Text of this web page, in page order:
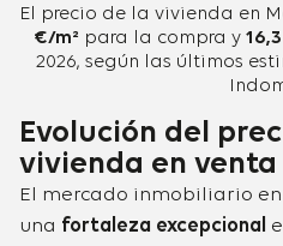
El precio de la vivienda en
€/m² para la compra y
2026, según las últimos
Evolución del
vivienda en
El mercado inmobiliario en
una fortaleza excepcional